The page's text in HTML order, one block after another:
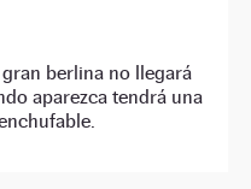
berlina no llegará
aparezca tendrá una